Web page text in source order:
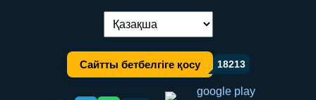
Тілді ауыстыру:
Сайтты бетбелгіге қосу 18213